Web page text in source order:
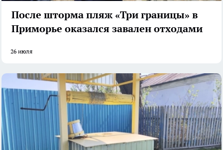
После шторма пляж «Три границы» в
Приморье оказался завален отходами
26 июля